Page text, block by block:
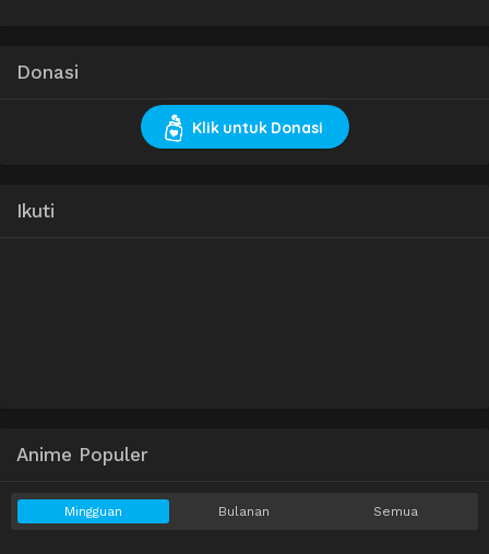
Donasi
Klik untuk Donasi
Ikuti
Anime Populer
Mingguan Bulanan Semua